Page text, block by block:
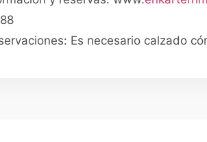
Es necesario calzado